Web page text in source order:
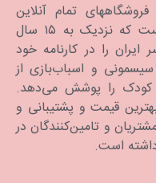
تمام آنلاین
سیسمونی و اسباب‌بازی در ایران است که نزدیک به ۱۵ سال
را در کارنامه خود
و اسباب‌بازی از
تا بالاتر از 5 سالگی کودک را پوشش می‌دهد.
قیمت و پشتیبانی و
و تامین‌کنندگان در
داشته است.